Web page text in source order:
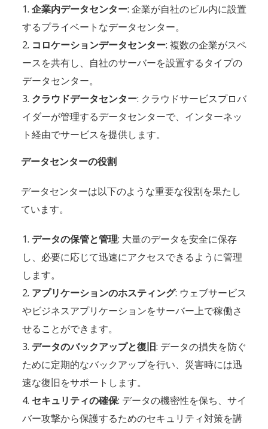
企業内データセンター: 企業が自社のビル内に設置
するプライベートなデータセンター。
コロケーションデータセンター: 複数の企業がスペ
ースを共有し、自社のサーバーを設置するタイプの
データセンター。
クラウドデータセンター: クラウドサービスプロバ
イダーが管理するデータセンターで、インターネッ
ト経由でサービスを提供します。
データセンターの役割
データセンターは以下のような重要な役割を果たし
ています。
データの保管と管理: 大量のデータを安全に保存
し、必要に応じて迅速にアクセスできるように管理
します。
アプリケーションのホスティング: ウェブサービス
やビジネスアプリケーションをサーバー上で稼働さ
せることができます。
データのバックアップと復旧: データの損失を防ぐ
ために定期的なバックアップを行い、災害時には迅
速な復旧をサポートします。
セキュリティの確保: データの機密性を保ち、サイ
バー攻撃から保護するためのセキュリティ対策を講